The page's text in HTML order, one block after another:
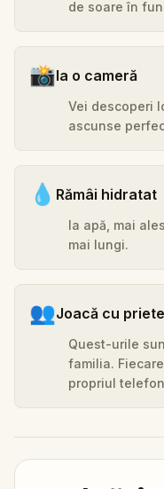
de soare în
📸Ia o cameră
Vei descoperi
ascunse
💧 Rămâi hidratat
Ia apă, mai
mai lungi.
👥Joacă cu
Quest-urile
familia.
propriul